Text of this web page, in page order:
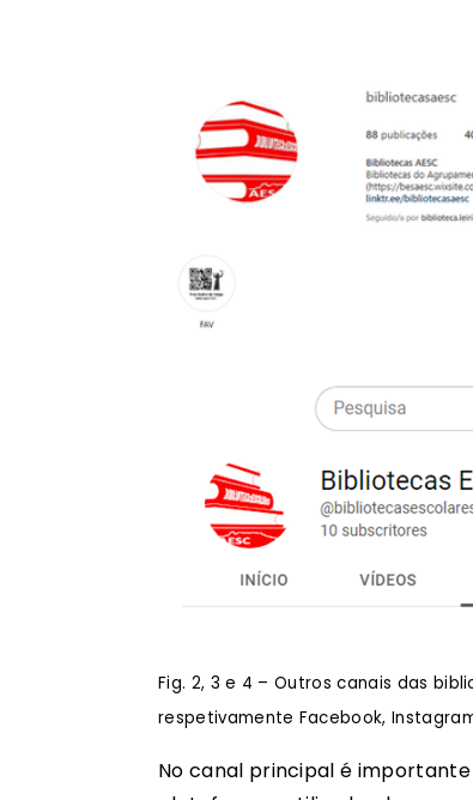
Fig. 2, 3 e 4 – Outros canais das
respetivamente Facebook,
No canal principal é